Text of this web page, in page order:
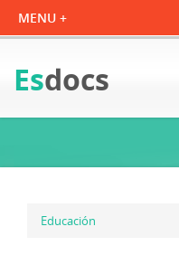
Esdocs
Educación